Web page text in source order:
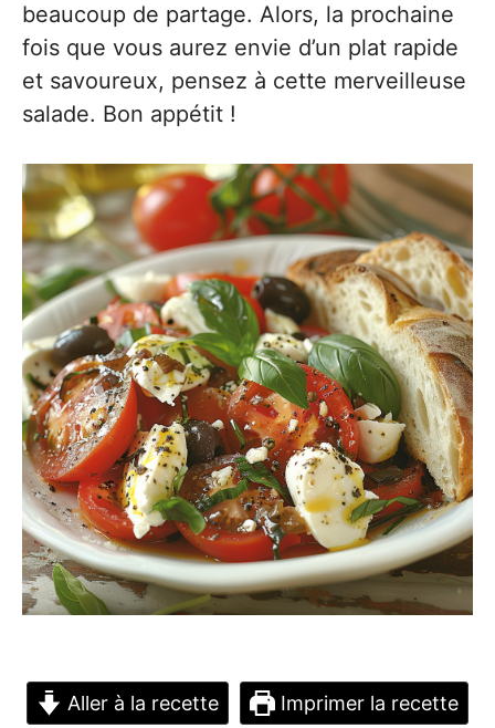
beaucoup de partage. Alors, la prochaine
fois que vous aurez envie d’un plat rapide
et savoureux, pensez à cette merveilleuse
salade. Bon appétit !
Aller à la recette Imprimer la recette